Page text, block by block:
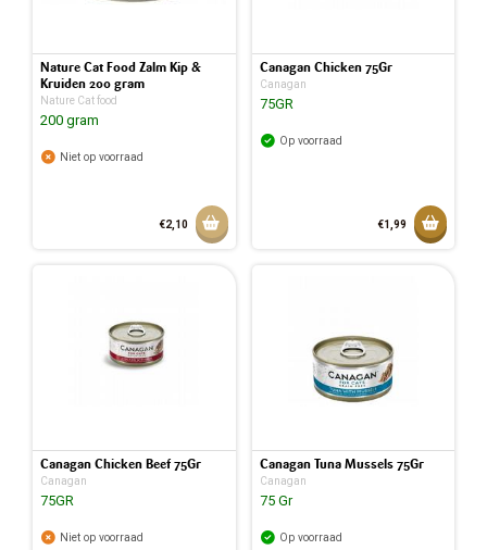
Nature Cat Food Zalm Kip &
Kruiden 200 gram
Nature Cat food
200 gram
Niet op voorraad
€2,10 Aan winkelmandje toevoegen
Canagan Chicken 75Gr
Canagan
75GR
Op voorraad
€1,99
Canagan Chicken Beef 75Gr
Canagan
75GR
Niet op voorraad
Canagan Tuna Mussels 75Gr
Canagan
75 Gr
Op voorraad